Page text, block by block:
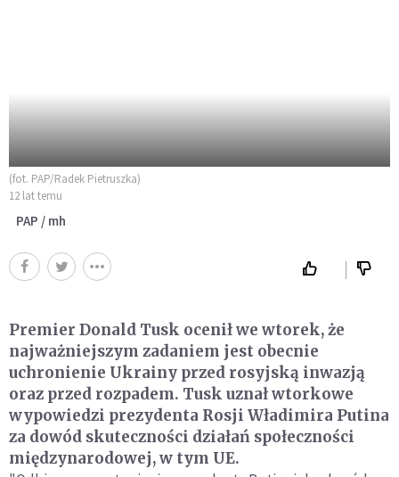
(fot. PAP/Radek Pietruszka)
12 lat temu
PAP / mh
Premier Donald Tusk ocenił we wtorek, że
najważniejszym zadaniem jest obecnie
uchronienie Ukrainy przed rosyjską inwazją
oraz przed rozpadem. Tusk uznał wtorkowe
wypowiedzi prezydenta Rosji Władimira Putina
za dowód skuteczności działań społeczności
międzynarodowej, w tym UE.